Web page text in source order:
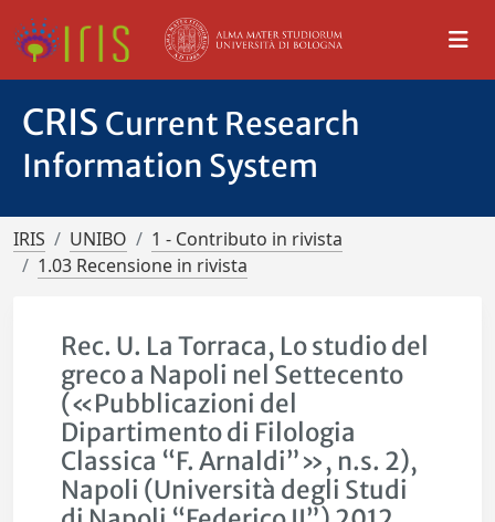
CRIS Current Research
Information System
IRIS UNIBO
1 - Contributo in rivista
1.03 Recensione in rivista
Rec. U. La Torraca, Lo studio del
greco a Napoli nel Settecento
(«Pubblicazioni del
Dipartimento di Filologia
Classica “F. Arnaldi”», n.s. 2),
Napoli (Università degli Studi